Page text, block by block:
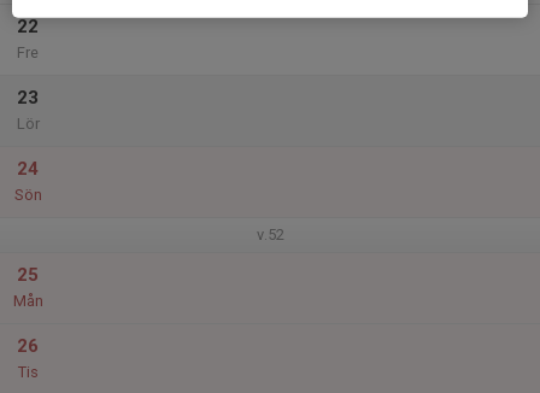
22
Fre
23
Lör
24
Sön
v.52
25
Mån
26
Tis